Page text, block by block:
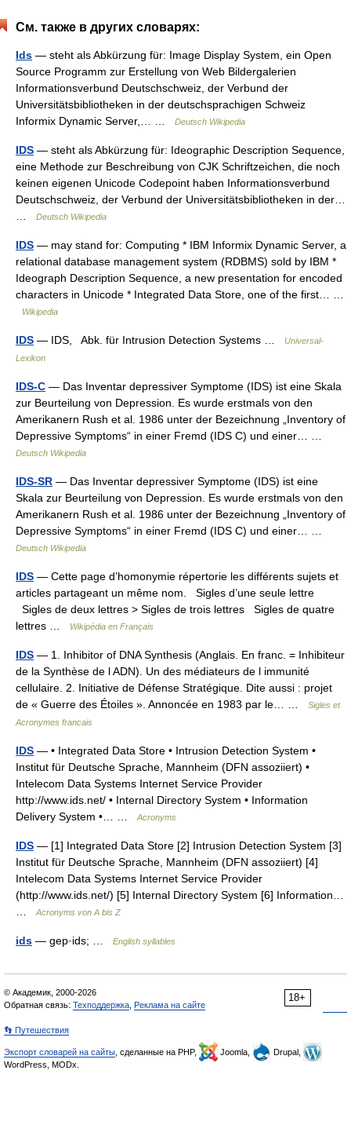
См. также в других словарях:
Ids — steht als Abkürzung für: Image Display System, ein Open
Source Programm zur Erstellung von Web Bildergalerien
Informationsverbund Deutschschweiz, der Verbund der
Universitätsbibliotheken in der deutschsprachigen Schweiz
Informix Dynamic Server,… …
Deutsch Wikipedia
IDS — steht als Abkürzung für: Ideographic Description Sequence,
eine Methode zur Beschreibung von CJK Schriftzeichen, die noch
keinen eigenen Unicode Codepoint haben Informationsverbund
Deutschschweiz, der Verbund der Universitätsbibliotheken in der…
Deutsch Wikipedia
IDS — may stand for: Computing * IBM Informix Dynamic Server, a
relational database management system (RDBMS) sold by IBM *
Ideograph Description Sequence, a new presentation for encoded
characters in Unicode * Integrated Data Store, one of the first… …
Wikipedia
IDS — IDS, Abk. für Intrusion Detection Systems …
Universal-
Lexikon
IDS-C — Das Inventar depressiver Symptome (IDS) ist eine Skala
zur Beurteilung von Depression. Es wurde erstmals von den
Amerikanern Rush et al. 1986 unter der Bezeichnung „Inventory of
Depressive Symptoms“ in einer Fremd (IDS C) und einer… …
Deutsch Wikipedia
IDS-SR — Das Inventar depressiver Symptome (IDS) ist eine
Skala zur Beurteilung von Depression. Es wurde erstmals von den
Amerikanern Rush et al. 1986 unter der Bezeichnung „Inventory of
Depressive Symptoms“ in einer Fremd (IDS C) und einer… …
Deutsch Wikipedia
IDS — Cette page d’homonymie répertorie les différents sujets et
articles partageant un même nom. Sigles d’une seule lettre
Sigles de deux lettres > Sigles de trois lettres Sigles de quatre
lettres …
Wikipédia en Français
IDS — 1. Inhibitor of DNA Synthesis (Anglais. En franc. = Inhibiteur
de la Synthèse de l ADN). Un des médiateurs de l immunité
cellulaire. 2. Initiative de Défense Stratégique. Dite aussi : projet
de « Guerre des Étoiles ». Annoncée en 1983 par le… …
Sigles et
Acronymes francais
IDS — • Integrated Data Store • Intrusion Detection System •
Institut für Deutsche Sprache, Mannheim (DFN assoziiert) •
Intelecom Data Systems Internet Service Provider
http://www.ids.net/ • Internal Directory System • Information
Delivery System •… …
Acronyms
IDS — [1] Integrated Data Store [2] Intrusion Detection System [3]
Institut für Deutsche Sprache, Mannheim (DFN assoziiert) [4]
Intelecom Data Systems Internet Service Provider
(http://www.ids.net/) [5] Internal Directory System [6] Information…
Acronyms von A bis Z
ids — gep·ids; … English syllables
18+
© Академик, 2000-2026
Обратная связь: Техподдержка Реклама на сайте
👣 Путешествия
Экспорт словарей на сайты , сделанные на PHP, Joomla,
Drupal,
WordPress, MODx.